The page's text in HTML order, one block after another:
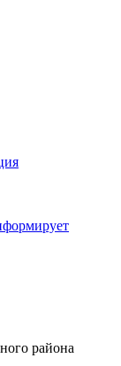
района